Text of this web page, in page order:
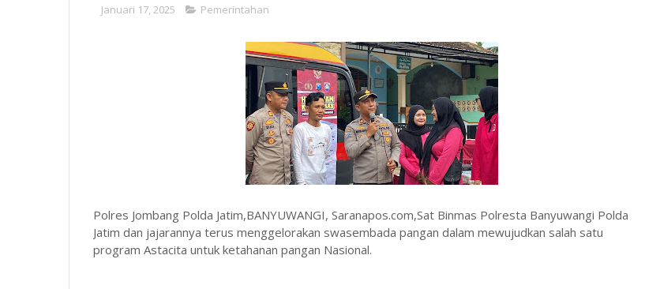
Januari 17, 2025 Pemerintahan
Polres Jombang Polda Jatim,BANYUWANGI, Saranapos.com,Sat Binmas Polresta Banyuwangi Polda
Jatim dan jajarannya terus menggelorakan swasembada pangan dalam mewujudkan salah satu
program Astacita untuk ketahanan pangan Nasional.